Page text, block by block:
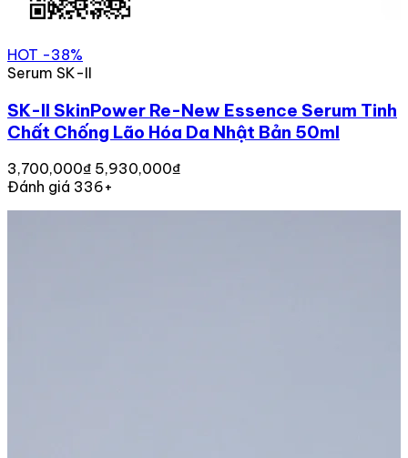
HOT -38%
Serum SK-II
SK-II SkinPower Re-New Essence Serum Tinh
Chất Chống Lão Hóa Da Nhật Bản 50ml
3,700,000₫ 5,930,000₫
Đánh giá 336+